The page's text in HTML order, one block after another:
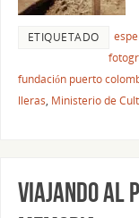
ETIQUETADO
fundación puerto
lleras, Ministerio de
VIAJANDO AL